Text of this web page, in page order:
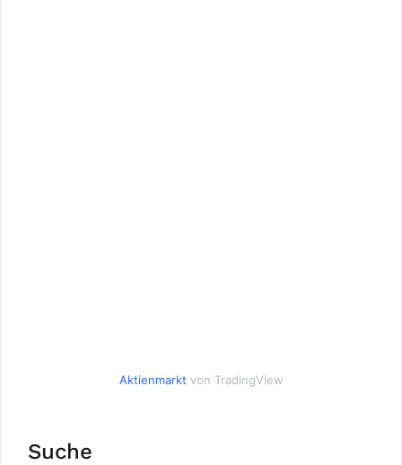
Aktienmarkt von TradingView
Suche